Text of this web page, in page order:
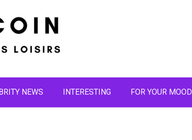
NEWS INTERESTING FOR YOUR MOOD